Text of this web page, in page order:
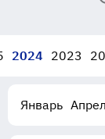
2024 2023
Январь